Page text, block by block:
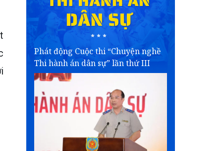
Phát động Cuộc thi “Chuyện nghề
Thi hành án dân sự” lần thứ III